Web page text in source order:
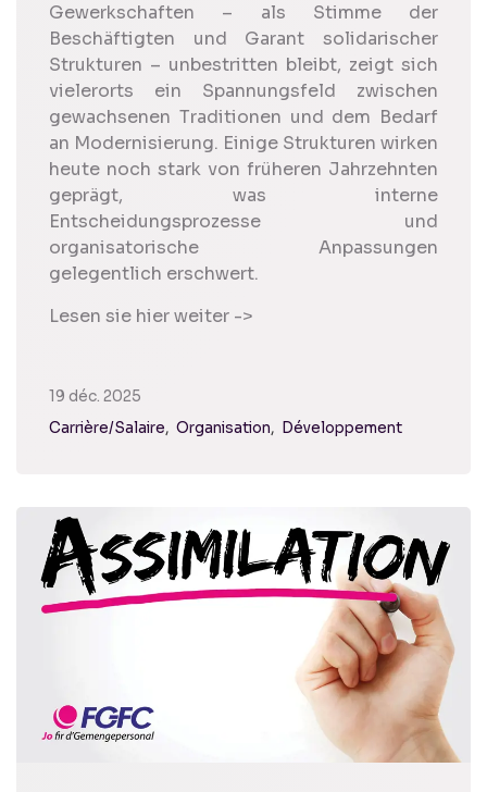
Gewerkschaften – als Stimme der
Beschäftigten und Garant solidarischer
Strukturen – unbestritten bleibt, zeigt sich
vielerorts ein Spannungsfeld zwischen
gewachsenen Traditionen und dem Bedarf
an Modernisierung. Einige Strukturen wirken
heute noch stark von früheren Jahrzehnten
geprägt, was interne
Entscheidungsprozesse und
organisatorische Anpassungen
gelegentlich erschwert.
Lesen sie hier weiter ->
19 déc. 2025
Carrière/Salaire
Organisation Développement